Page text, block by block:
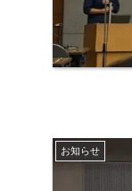
お知らせ